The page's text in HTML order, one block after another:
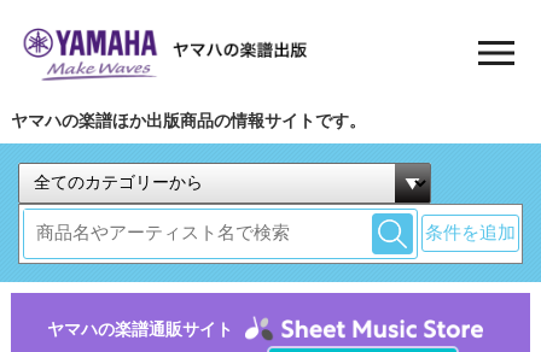
ヤマハの楽譜ほか出版商品の情報サイトです。
条件を追加
ヤマハの楽譜通販サイト